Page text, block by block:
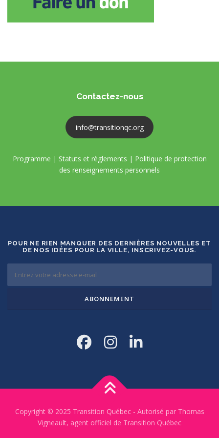
Contactez-nous
info@transitionqc.org
Programme | Statuts et règlements | Politique de protection
des renseignements personnels
POUR NE RIEN MANQUER DES DERNIÈRES NOUVELLES ET
DE NOS IDÉES POUR LA VILLE, INSCRIVEZ-VOUS.
Copyright © 2025 Transition Québec - Autorisé par Thomas
Vigneault, agent officiel de Transition Québec